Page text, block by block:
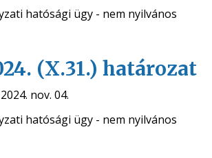
hatósági ügy - nem nyilvános
(X.31.) határozat
2024. nov. 04.
hatósági ügy - nem nyilvános